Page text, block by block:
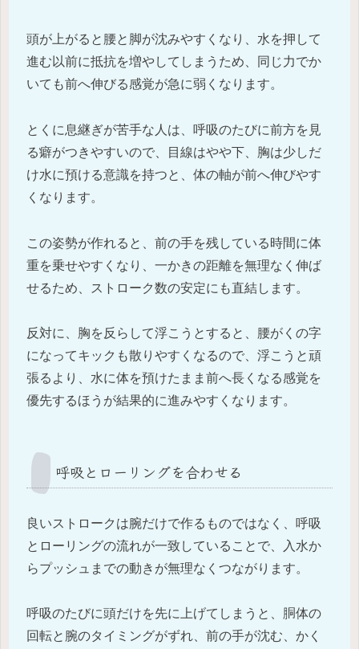
頭が上がると腰と脚が沈みやすくなり、水を押して
進む以前に抵抗を増やしてしまうため、同じ力でか
いても前へ伸びる感覚が急に弱くなります。
とくに息継ぎが苦手な人は、呼吸のたびに前方を見
る癖がつきやすいので、目線はやや下、胸は少しだ
け水に預ける意識を持つと、体の軸が前へ伸びやす
くなります。
この姿勢が作れると、前の手を残している時間に体
重を乗せやすくなり、一かきの距離を無理なく伸ば
せるため、ストローク数の安定にも直結します。
反対に、胸を反らして浮こうとすると、腰がくの字
になってキックも散りやすくなるので、浮こうと頑
張るより、水に体を預けたまま前へ長くなる感覚を
優先するほうが結果的に進みやすくなります。
呼吸とローリングを合わせる
良いストロークは腕だけで作るものではなく、呼吸
とローリングの流れが一致していることで、入水か
らプッシュまでの動きが無理なくつながります。
呼吸のたびに頭だけを先に上げてしまうと、胴体の
回転と腕のタイミングがずれ、前の手が沈む、かく